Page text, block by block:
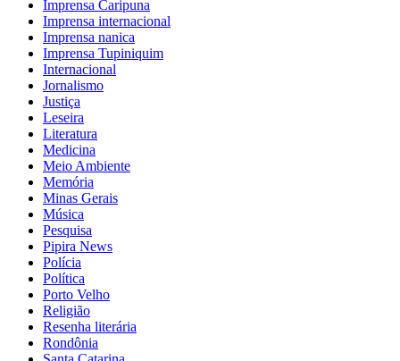
Imprensa Caripuna
Imprensa internacional
Imprensa nanica
Imprensa Tupiniquim
Internacional
Jornalismo
Justiça
Leseira
Literatura
Medicina
Meio Ambiente
Memória
Minas Gerais
Música
Pesquisa
Pipira News
Polícia
Política
Porto Velho
Religião
Resenha literária
Rondônia